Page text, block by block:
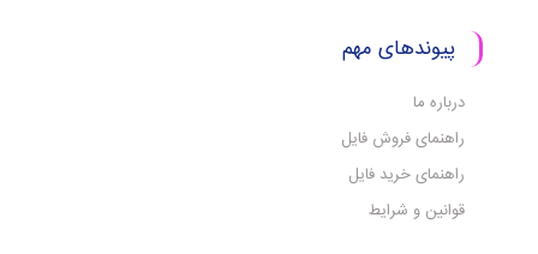
پیوندهای مهم
درباره ما
راهنمای فروش فایل
راهنمای خرید فایل
قوانین و شرایط